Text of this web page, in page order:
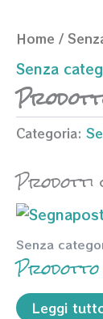
Home /
Senza
Categoria:
Prodotti
Senza
Prodotto
Leggi